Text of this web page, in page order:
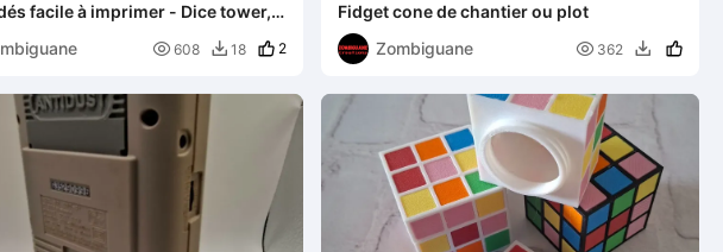
facile à imprimer - Dice tower,
 608  18 2
Fidget cone de chantier ou plot
Zombiguane
 362 